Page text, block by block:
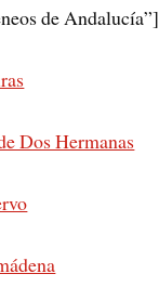
de Andalucía”]
Dos Hermanas